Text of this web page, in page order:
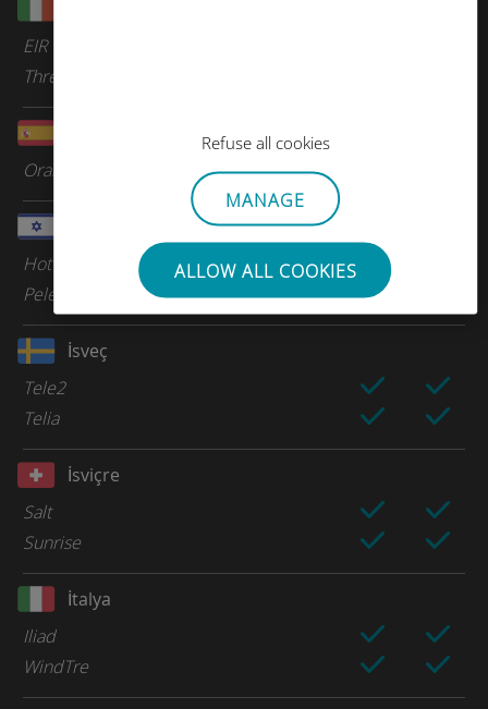
Refuse all cookies
MANAGE
ALLOW ALL COOKIES
EIR
Three
Orange Spain
Hot Mobile
Pelephone
İsveç
Tele2
Telia
İsviçre
Salt
Sunrise
İtalya
Iliad
WindTre